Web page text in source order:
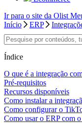
Ir para o site da Olist
Início
ERP
Índice
O que é a integração
Pré-requisitos
Recursos disponíveis
Como instalar a
Como configurar o
Como usar o ERP com